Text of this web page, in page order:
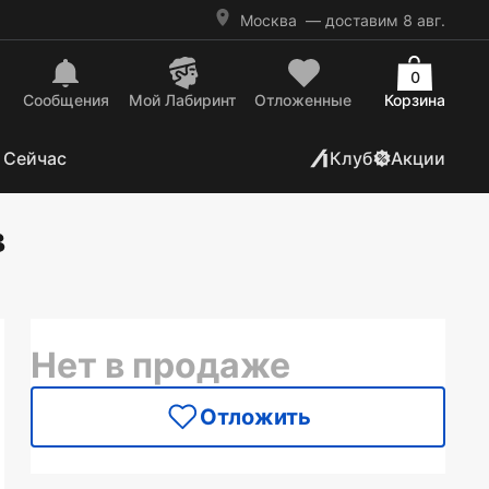
Москва — доставим 8 авг.
Сообщения Mой Лабиринт Отложенные Корзина
0
Клуб Акции
Нет в продаже
Отложить